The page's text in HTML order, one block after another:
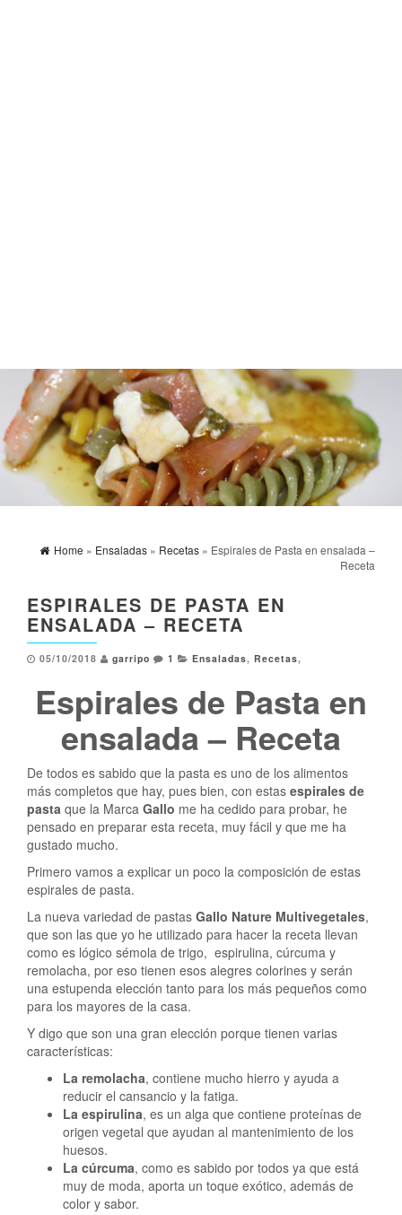
Home » Ensaladas » Recetas » Espirales de Pasta en ensalada –
Receta
ESPIRALES DE PASTA EN
ENSALADA – RECETA
05/10/2018 garripo 1 Ensaladas, Recetas,
Espirales de Pasta en
ensalada – Receta
De todos es sabido que la pasta es uno de los alimentos
más completos que hay, pues bien, con estas espirales de
pasta que la Marca Gallo me ha cedido para probar, he
pensado en preparar esta receta, muy fácil y que me ha
gustado mucho.
Primero vamos a explicar un poco la composición de estas
espirales de pasta.
La nueva variedad de pastas Gallo Nature Multivegetales,
que son las que yo he utilizado para hacer la receta llevan
como es lógico sémola de trigo, espirulina, cúrcuma y
remolacha, por eso tienen esos alegres colorines y serán
una estupenda elección tanto para los más pequeños como
para los mayores de la casa.
Y digo que son una gran elección porque tienen varias
características:
La remolacha, contiene mucho hierro y ayuda a
reducir el cansancio y la fatiga.
La espirulina, es un alga que contiene proteínas de
origen vegetal que ayudan al mantenimiento de los
huesos.
La cúrcuma, como es sabido por todos ya que está
muy de moda, aporta un toque exótico, además de
color y sabor.